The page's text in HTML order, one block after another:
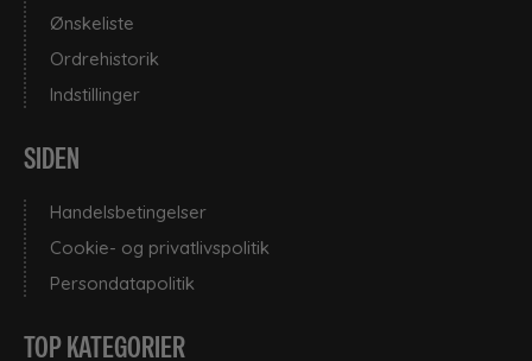
Ønskeliste
Ordrehistorik
Indstillinger
SIDEN
Handelsbetingelser
Cookie- og privatlivspolitik
Persondatapolitik
TOP KATEGORIER